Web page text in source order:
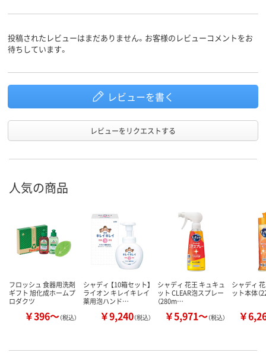
投稿されたレビューはまだありません。お客様のレビューコメントをお
待ちしています。
レビューを書く
レビューをリクエストする
人気の商品
フロッシュ 食器用洗剤
ギフト 旭化成ホームプ
ロダクツ
￥396～（税込）
シャディ 【10箱セット】
ライオン キレイキレイ
薬用泡ハンド…
￥9,240（税込）
シャディ 花王 キュキュ
ット CLEAR泡スプレー
（280m…
￥5,971～（税込）
シャディ
ット本体（
￥